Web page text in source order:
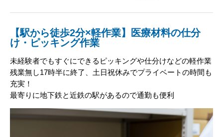
【駅から徒歩2分×軽作業】医療材料の仕分
け・ピッキング作業
未経験者でもすぐにできるピッキングや仕分けなどの軽作業
残業無し17時半に終了、土日祝休みでプライベートの時間も
充実！
最寄りに地下鉄と近鉄の駅があるので通勤も便利